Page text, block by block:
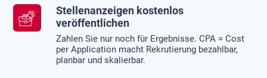
Stellenanzeigen kostenlos
veröffentlichen
Zahlen Sie nur noch für Ergebnisse. CPA = Cost
per Application macht Rekrutierung bezahlbar,
planbar und skalierbar.